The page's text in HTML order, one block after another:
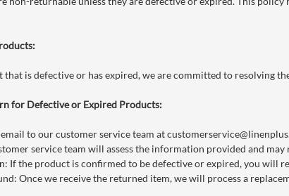
that is defective or has expired, we are committed to resolving
for Defective or Expired Products:
to our customer service team at
service team will assess the information provided and
If the product is confirmed to be defective or expired, you
Once we receive the returned item, we will process a